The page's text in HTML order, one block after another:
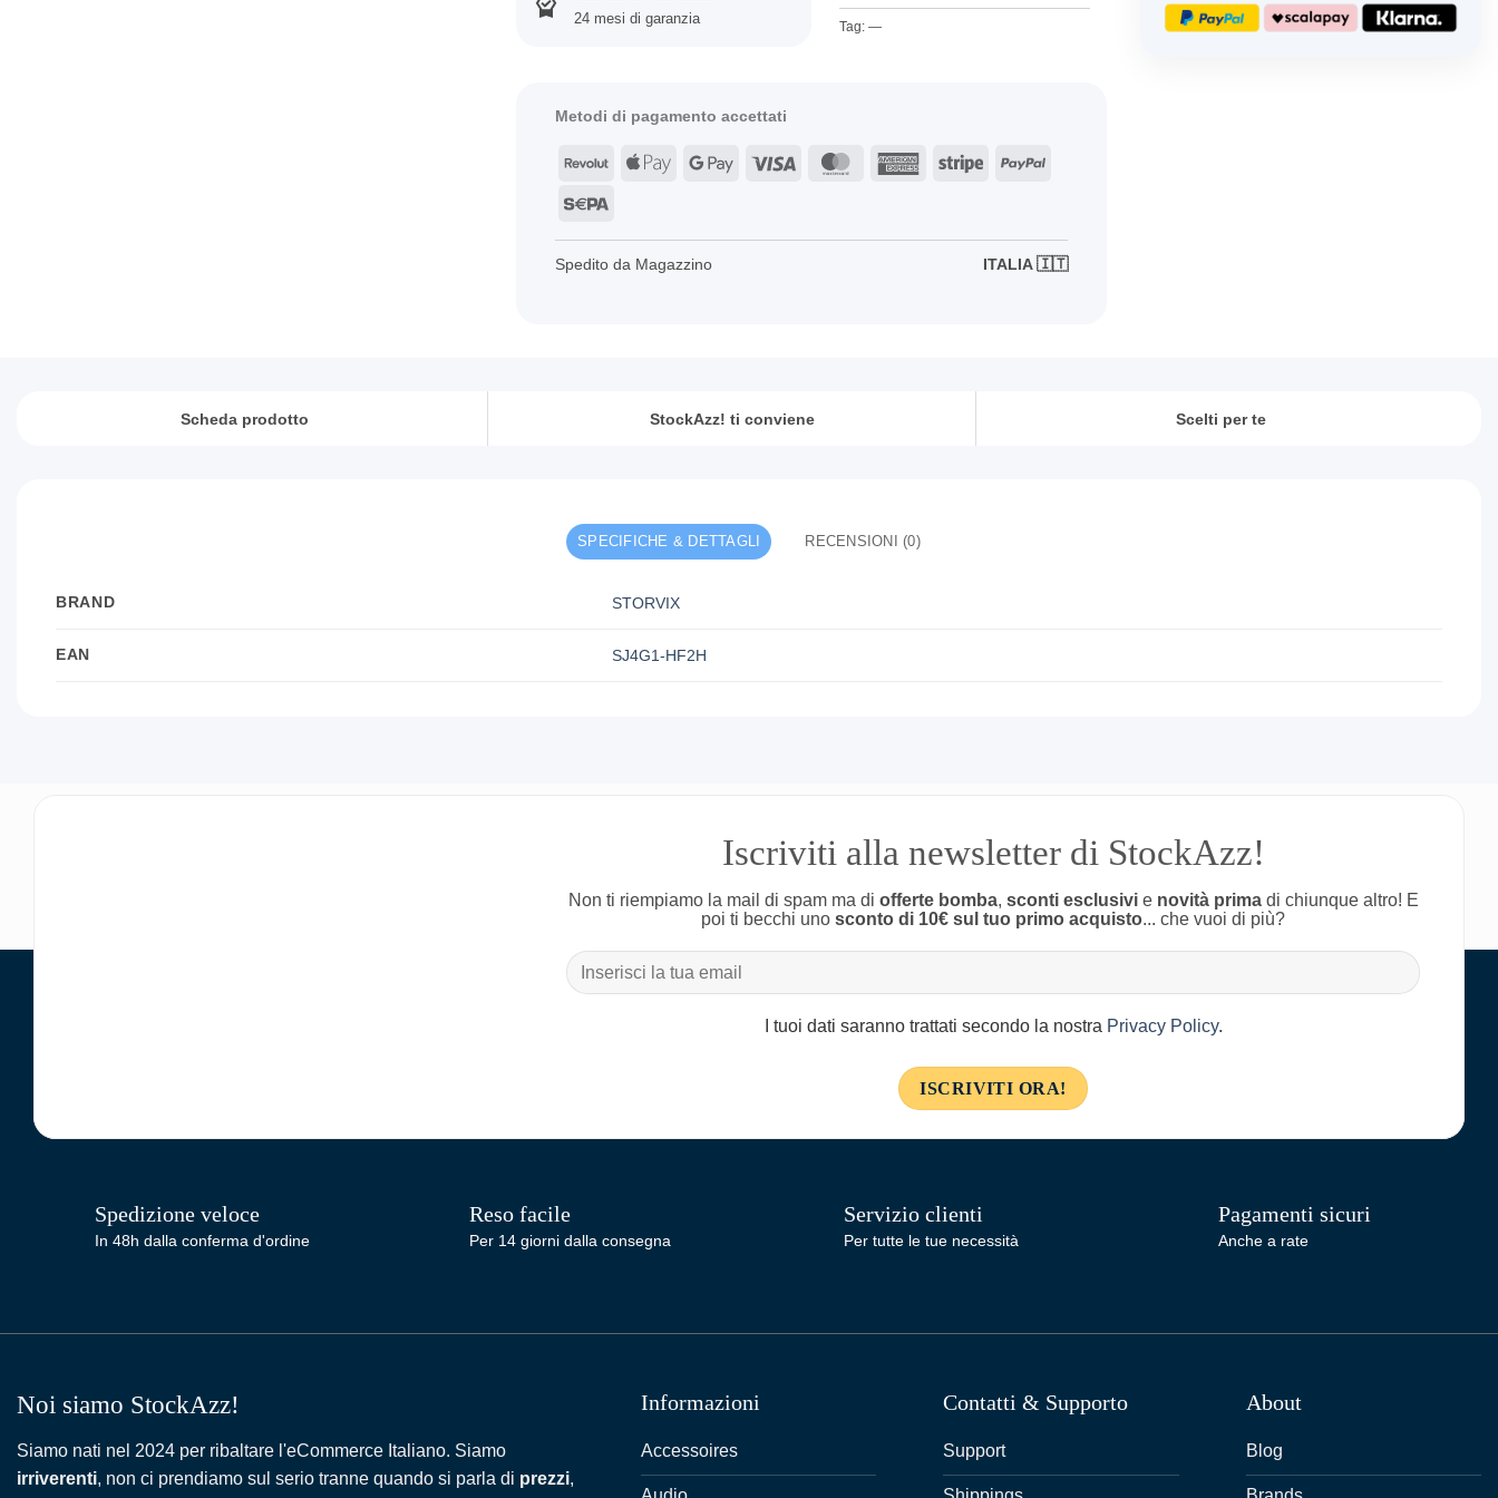
24 mesi di garanzia Tag: —
Metodi di pagamento accettati
RevolutApple
Google
Visa MasterCardAmericanStripe PayPal
Spedito da Magazzino ITALIA 🇮🇹
Scheda prodotto StockAzz! ti conviene Scelti per te
SPECIFICHE & DETTAGLI RECENSIONI (0)
BRAND STORVIX
EAN SJ4G1-HF2H
Iscriviti alla newsletter di StockAzz!
Non ti riempiamo la mail di spam ma di offerte bomba, sconti esclusivie novità primadi chiunque altro! E
poi ti becchi uno sconto di 10€ sul tuo primo acquisto... che vuoi di più?
I tuoi dati saranno trattati secondo la nostra Privacy Policy.
Spedizione veloce
In 48h dalla conferma d'ordine
Reso facile
Per 14 giorni dalla consegna
Servizio clienti
Per tutte le tue necessità
Pagamenti sicuri
Anche a rate
Noi siamo StockAzz!
Siamo nati nel 2024 per ribaltare l'eCommerce Italiano. Siamo
irriverenti, non ci prendiamo sul serio tranne quando si parla di prezzi,
Informazioni
Accessoires
Contatti & Supporto
Support
About
Blog